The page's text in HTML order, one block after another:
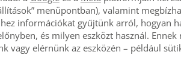
menüpontban), valamint
információkat gyűjtünk arról, hogyan
és milyen eszközt használ.
vagy elérnünk az eszközén – például